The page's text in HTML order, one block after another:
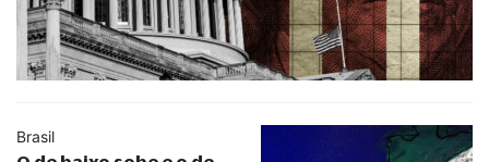
Brasil